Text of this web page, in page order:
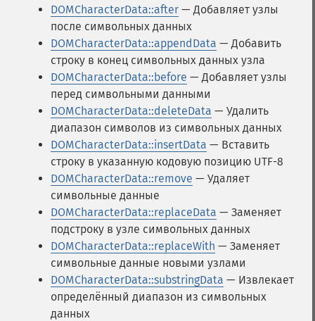
DOMCharacterData::after — Добавляет узлы
после символьных данных
DOMCharacterData::appendData — Добавить
строку в конец символьных данных узла
DOMCharacterData::before — Добавляет узлы
перед символьными данными
DOMCharacterData::deleteData — Удалить
диапазон символов из символьных данных
DOMCharacterData::insertData — Вставить
строку в указанную кодовую позицию UTF-8
DOMCharacterData::remove — Удаляет
символьные данные
DOMCharacterData::replaceData — Заменяет
подстроку в узле символьных данных
DOMCharacterData::replaceWith — Заменяет
символьные данные новыми узлами
DOMCharacterData::substringData — Извлекает
определённый диапазон из символьных
данных